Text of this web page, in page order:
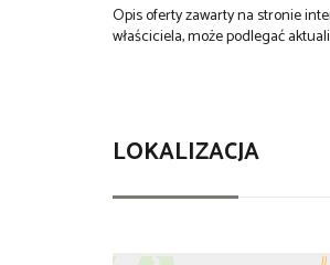
Opis oferty zawarty na stronie
właściciela, może podlegać
LOKALIZACJA